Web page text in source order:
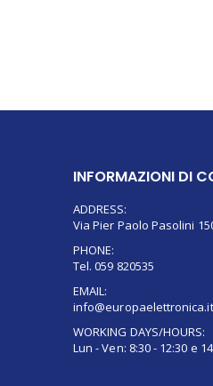
INFORMAZIONI DI
ADDRESS:
Via Pier Paolo Pasolini
PHONE:
Tel. 059 820535
EMAIL:
info@europaelettronica.it
WORKING DAYS/HOURS:
Lun - Ven: 8:30 - 12:30 e